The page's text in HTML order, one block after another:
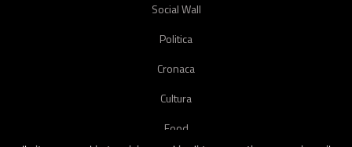
Social Wall
Politica
Cronaca
Cultura
Food